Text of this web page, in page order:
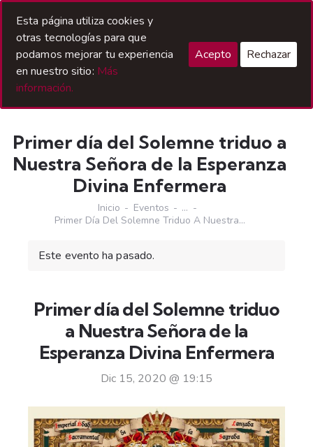
Primer día del Solemne triduo a
Nuestra Señora de la Esperanza
Divina Enfermera
Inicio Eventos
...
Primer Día Del Solemne Triduo A Nuestra...
Este evento ha pasado.
Primer día del Solemne triduo
a Nuestra Señora de la
Esperanza Divina Enfermera
Dic 15, 2020 @ 19:15
Esta página utiliza cookies y
otras tecnologías para que
podamos mejorar tu experiencia
en nuestro sitio: Más
información.
Acepto Rechazar